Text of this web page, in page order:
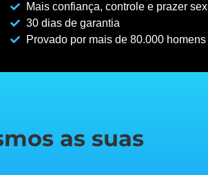
Mais confiança, controle e prazer
30 dias de garantia
Provado por mais de 80.000 homens
as suas